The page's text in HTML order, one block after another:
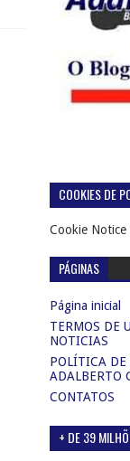
COOKIES DE
Cookie Notice
PÁGINAS
Página inicial
TERMOS DE
NOTICIAS
POLÍTICA DE
ADALBERTO
CONTATOS
+ DE 39